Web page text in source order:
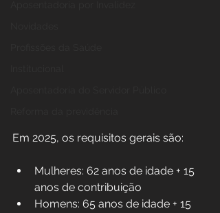
Em 2025, os requisitos gerais são:
Mulheres: 62 anos de idade + 15
anos de contribuição
Homens: 65 anos de idade + 15